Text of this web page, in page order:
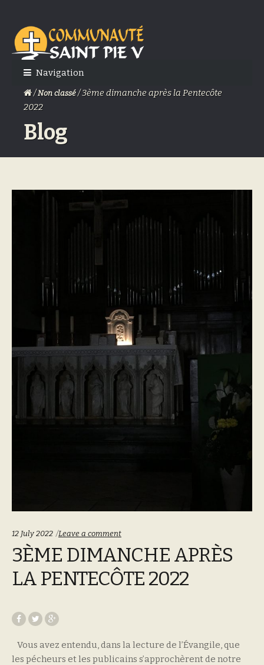
Skip
to
navigation
Skip
to
content
Navigation
/Non classé/ 3ème dimanche après la Pentecôte
2022
Blog
12 July 2022 Leave a comment
3ÈME DIMANCHE APRÈS
LA PENTECÔTE 2022
Vous avez entendu, dans la lecture de l’Évangile, que
les pécheurs et les publicains s’approchèrent de notre